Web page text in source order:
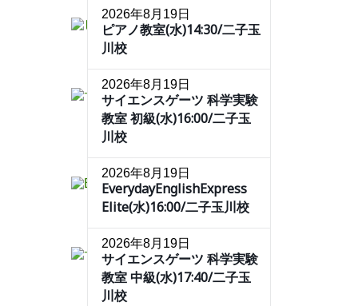
2026年8月19日
ピアノ教室(水)14:30/二子玉
川校
2026年8月19日
サイエンスゲーツ 科学実験
教室 初級(水)16:00/二子玉
川校
2026年8月19日
EverydayEnglishExpress
Elite(水)16:00/二子玉川校
2026年8月19日
サイエンスゲーツ 科学実験
教室 中級(水)17:40/二子玉
川校